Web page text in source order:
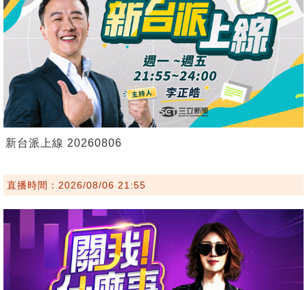
新台派上線 20260806
直播時間：2026/08/06 21:55